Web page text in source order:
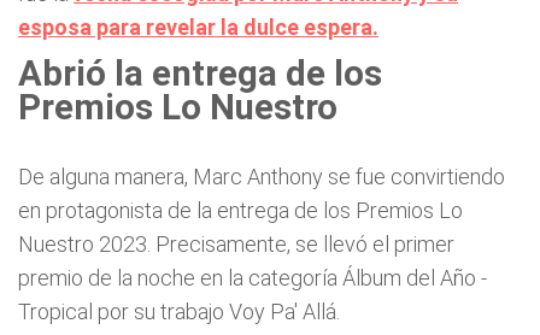
esposa para revelar la dulce espera.
Abrió la entrega de los
Premios Lo Nuestro
De alguna manera, Marc Anthony se fue convirtiendo
en protagonista de la entrega de los Premios Lo
Nuestro 2023. Precisamente, se llevó el primer
premio de la noche en la categoría Álbum del Año -
Tropical por su trabajo Voy Pa' Allá.